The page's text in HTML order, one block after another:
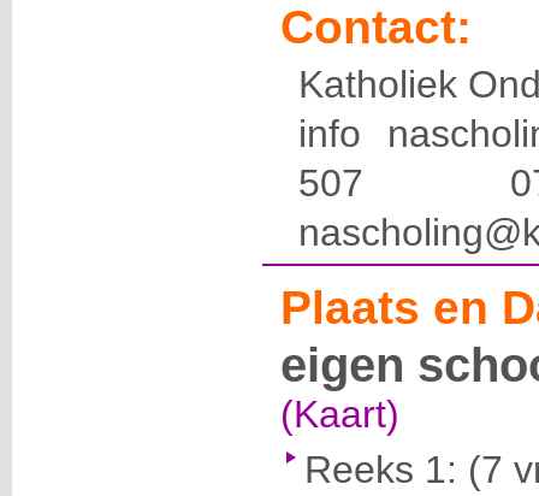
Contact:
Katholiek
info
507
Plaats en
eigen
(Kaart)
Reeks 1: (7